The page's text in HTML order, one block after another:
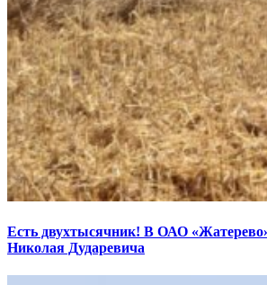
Есть двухтысячник! В ОАО
Николая Дударевича